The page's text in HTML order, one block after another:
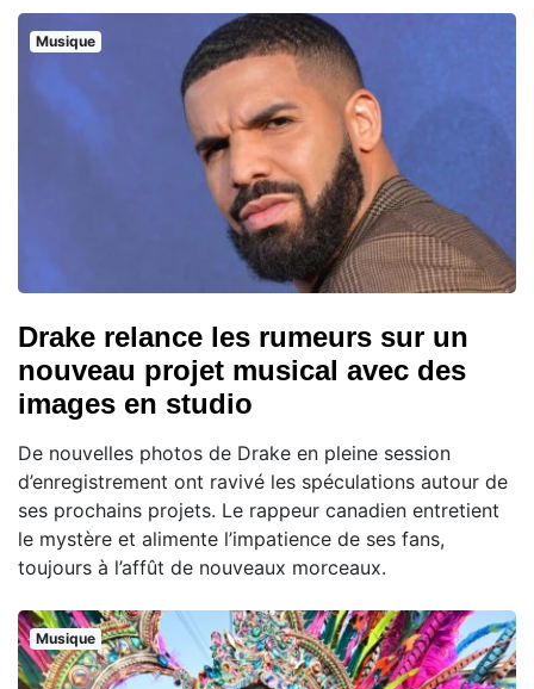
Musique
Drake relance les rumeurs sur un
nouveau projet musical avec des
images en studio
De nouvelles photos de Drake en pleine session
d’enregistrement ont ravivé les spéculations autour de
ses prochains projets. Le rappeur canadien entretient
le mystère et alimente l’impatience de ses fans,
toujours à l’affût de nouveaux morceaux.
Musique